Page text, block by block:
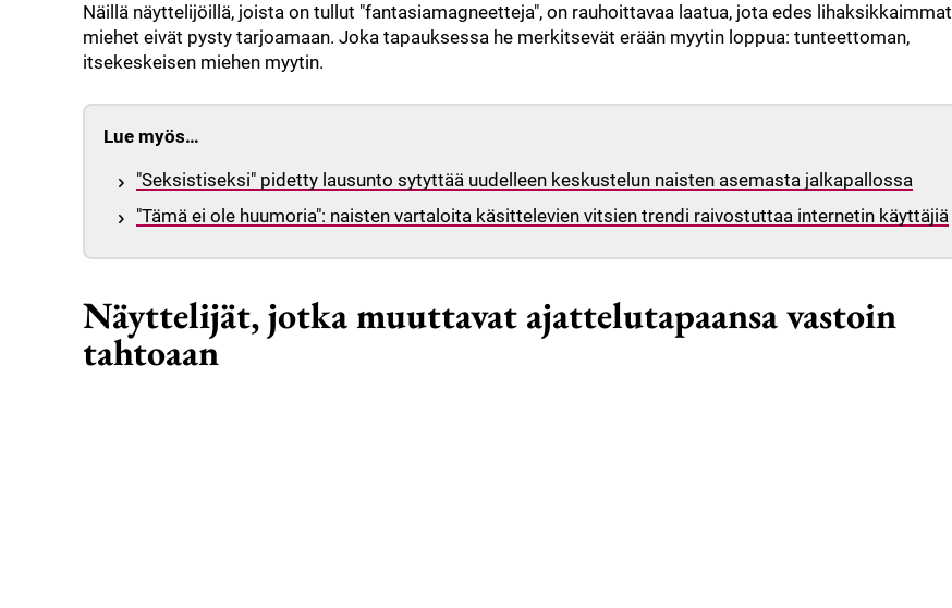
Näillä näyttelijöillä, joista on tullut "fantasiamagneetteja", on rauhoittavaa laatua, jota edes lihaksikkaimmat
miehet eivät pysty tarjoamaan. Joka tapauksessa he merkitsevät erään myytin loppua: tunteettoman,
itsekeskeisen miehen myytin.
Lue myös…
"Seksistiseksi" pidetty lausunto sytyttää uudelleen keskustelun naisten asemasta jalkapallossa
"Tämä ei ole huumoria": naisten vartaloita käsittelevien vitsien trendi raivostuttaa internetin käyttäjiä
Näyttelijät, jotka muuttavat ajattelutapaansa vastoin
tahtoaan